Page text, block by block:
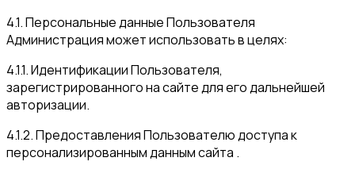
4.1. Персональные данные Пользователя
Администрация может использовать в целях:
4.1.1. Идентификации Пользователя,
зарегистрированного на сайте для его дальнейшей
авторизации.
4.1.2. Предоставления Пользователю доступа к
персонализированным данным сайта .